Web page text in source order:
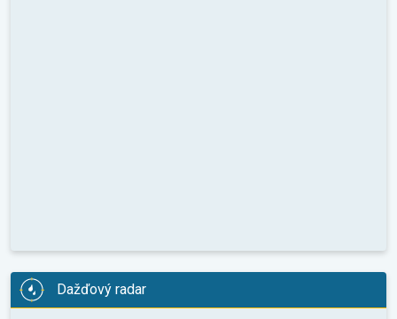
Dažďový radar